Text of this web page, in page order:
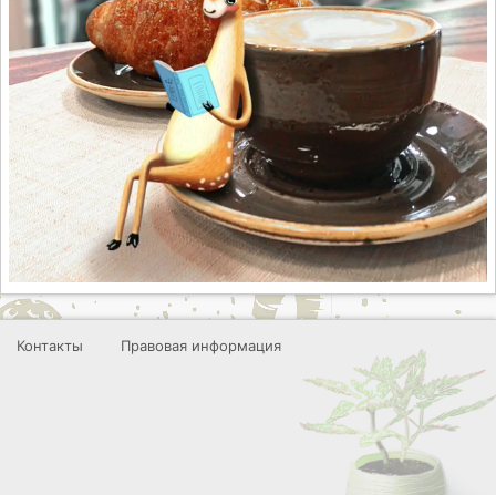
Контакты Правовая информация